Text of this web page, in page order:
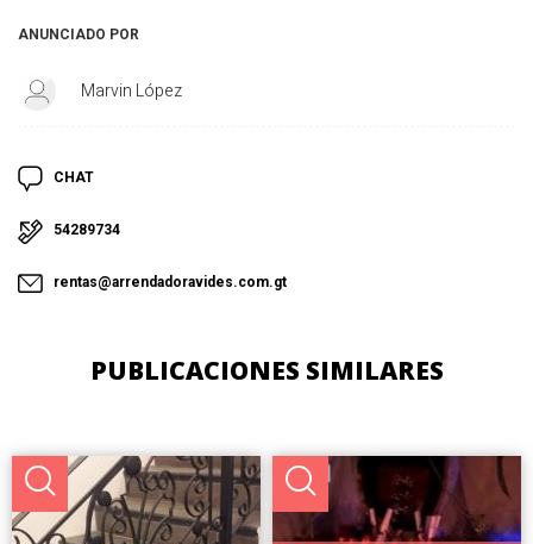
ANUNCIADO POR
Marvin López
CHAT
54289734
rentas@arrendadoravides.com.gt
PUBLICACIONES SIMILARES